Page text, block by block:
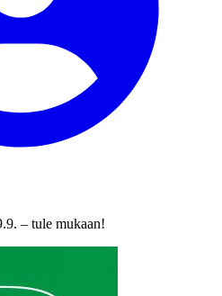
– tule mukaan!